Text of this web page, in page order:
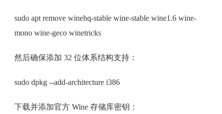
sudo apt remove winehq-stable wine-stable wine1.6 wine-
mono wine-geco winetricks
然后确保添加 32 位体系结构支持：
sudo dpkg --add-architecture i386
下载并添加官方 Wine 存储库密钥：